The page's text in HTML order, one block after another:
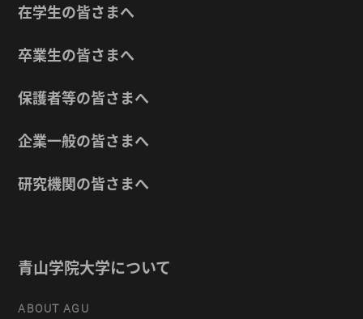
在学生の皆さまへ
卒業生の皆さまへ
保護者等の皆さまへ
企業一般の皆さまへ
研究機関の皆さまへ
青山学院大学について
ABOUT AGU